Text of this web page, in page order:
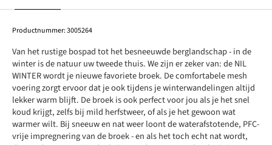
Productnummer:3005264
Van het rustige bospad tot het besneeuwde berglandschap - in de
winter is de natuur uw tweede thuis. We zijn er zeker van: de NIL
WINTER wordt je nieuwe favoriete broek. De comfortabele mesh
voering zorgt ervoor dat je ook tijdens je winterwandelingen altijd
lekker warm blijft. De broek is ook perfect voor jou als je het snel
koud krijgt, zelfs bij mild herfstweer, of als je het gewoon wat
warmer wilt. Bij sneeuw en nat weer loont de waterafstotende, PFC-
vrije impregnering van de broek - en als het toch echt nat wordt,